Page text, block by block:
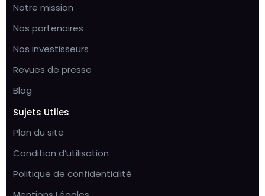
Notre mission
Nos partenaires
Nos investisseurs
Revues de presse
Blog
Sujets Utiles
Plan du site
Condition d’utilisation
Politique de confidentialité